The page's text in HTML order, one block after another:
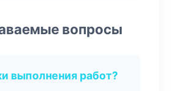
вопросы
выполнения работ?